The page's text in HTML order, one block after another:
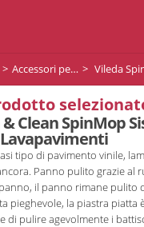
Accessori per la pulizia Vileda Spin & Clean SpinMop Sistema
Clean SpinMop
Lavapavimenti
tipo di pavimento vinile,
Panno pulito grazie al
il panno rimane pulito
pieghevole, la piastra piatta
di pulire agevolmente i